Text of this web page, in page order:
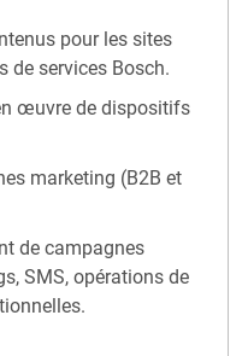
pour les sites
de services Bosch.
œuvre de dispositifs
marketing (B2B et
de campagnes
SMS, opérations de